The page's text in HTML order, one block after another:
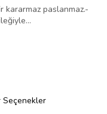
kararmaz paslanmaz.-
Seçenekler